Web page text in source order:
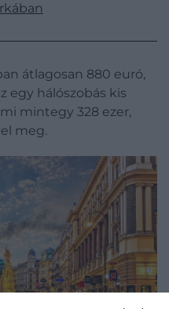
átlagosan 880 euró,
egy hálószobás kis
mintegy 328 ezer,
meg.